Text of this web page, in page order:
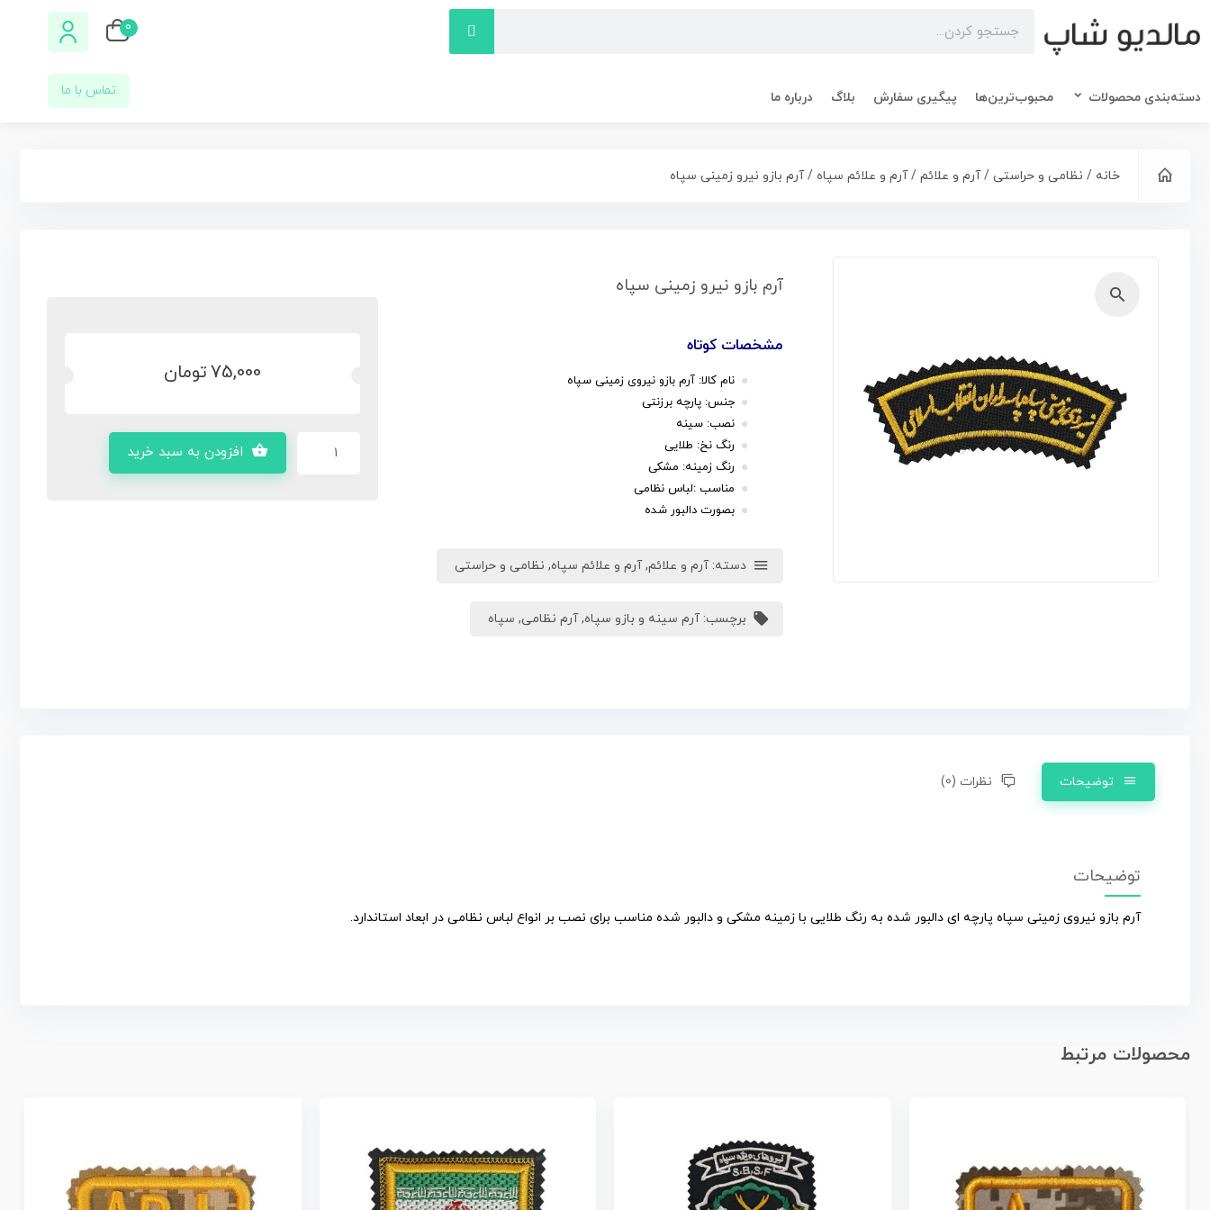
0
دسته‌بندی محصولات محبوب‌ترین‌ها پیگیری سفارش بلاگ درباره ما تماس با ما
خانه / نظامی و حراستی /آرم و علائم /آرم و علائم سپاه / آرم بازو نیرو زمینی سپاه
آرم بازو نیرو زمینی سپاه
مشخصات کوتاه
نام کالا: آرم بازو نیروی زمینی سپاه
جنس: پارچه برزنتی
نصب: سینه
رنگ نخ: طلایی
رنگ زمینه: مشکی
مناسب :لباس نظامی
بصورت دالبور شده
دسته:آرم و علائم,آرم و علائم سپاه, نظامی و حراستی
برچسب:آرم سینه و بازو سپاه,آرم نظامی, سپاه
75,000تومان
افزودن به سبد خرید
توضیحات نظرات (0)
توضیحات
آرم بازو نیروی زمینی سپاه پارچه ای دالبور شده به رنگ طلایی با زمینه مشکی و دالبور شده مناسب برای نصب بر انواع لباس نظامی در ابعاد استاندارد.
محصولات مرتبط